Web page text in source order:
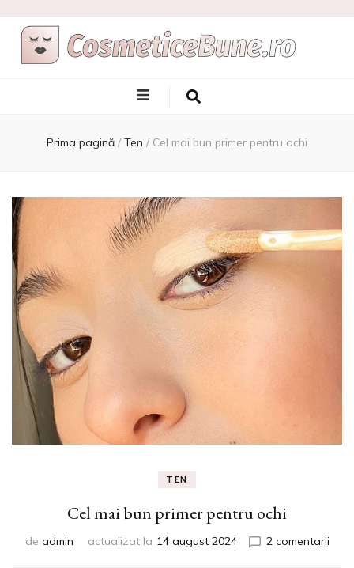
Cele Mai Bune
Produse
Cosmetice
Prima pagină / Ten / Cel mai bun primer pentru ochi
TEN
Cel mai bun primer pentru ochi
de admin actualizat la 14 august 2024 2 comentariila